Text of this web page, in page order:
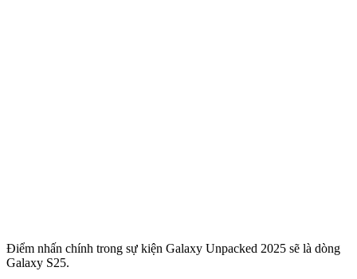
Điểm nhấn chính trong sự kiện Galaxy Unpacked 2025 sẽ là dòng
Galaxy S25.